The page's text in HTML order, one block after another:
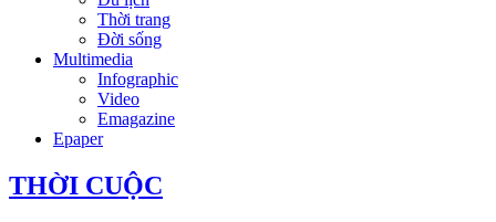
Thời trang
Đời sống
Multimedia
Infographic
Video
Emagazine
Epaper
THỜI CUỘC